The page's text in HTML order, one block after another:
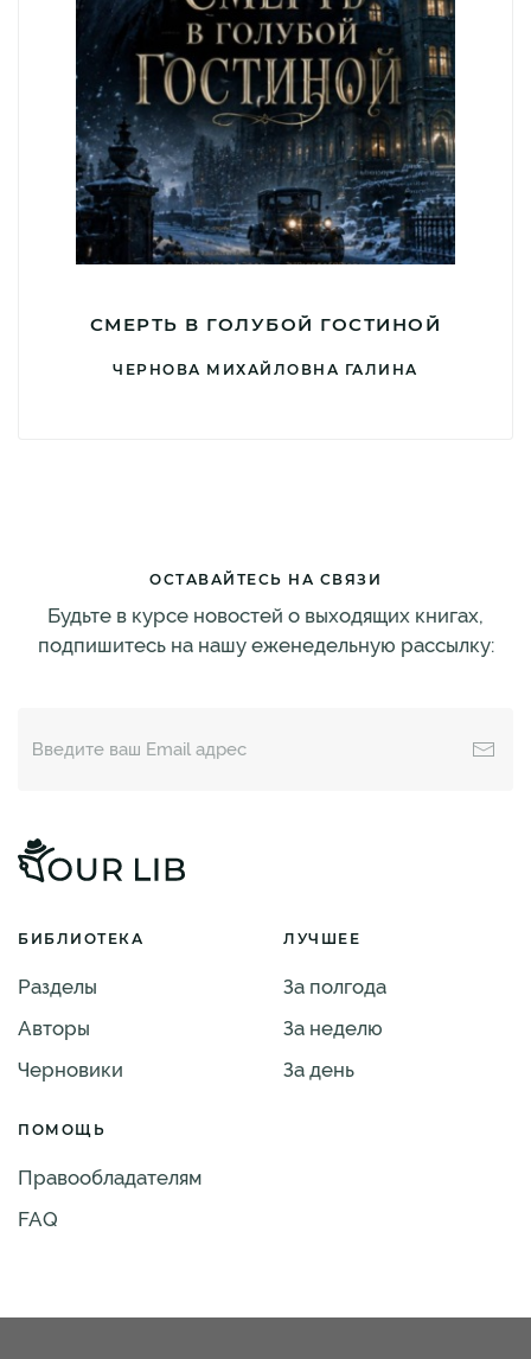
СМЕРТЬ В ГОЛУБОЙ ГОСТИНОЙ
ЧЕРНОВА МИХАЙЛОВНА ГАЛИНА
ОСТАВАЙТЕСЬ НА СВЯЗИ
Будьте в курсе новостей о выходящих книгах,
подпишитесь на нашу еженедельную рассылку:
БИБЛИОТЕКА
Разделы
Авторы
Черновики
ЛУЧШЕЕ
За полгода
За неделю
За день
ПОМОЩЬ
Правообладателям
FAQ